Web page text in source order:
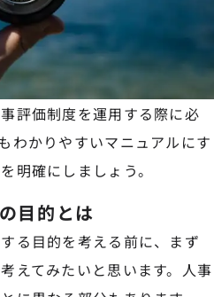
評価制度を運用する際に必
わかりやすいマニュアルにす
明確にしましょう。
目的とは
る目的を考える前に、まず
えてみたいと思います。人事